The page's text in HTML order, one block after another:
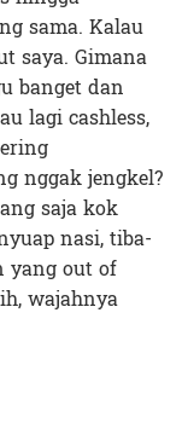
sama. Kalau
saya. Gimana
banget dan
lagi cashless,
nggak jengkel?
saja kok
nasi, tiba-
yang out of
wajahnya